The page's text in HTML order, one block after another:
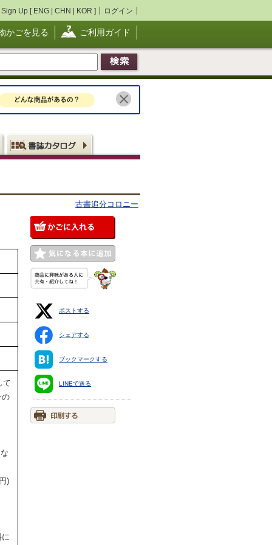
Sign Up [ ENG | CHN | KOR ] ログイン
かごを見る ご利用ガイド
古書追分コロニー
て
の
)
ポストする
シェアする
ブックマークする
LINEで送る